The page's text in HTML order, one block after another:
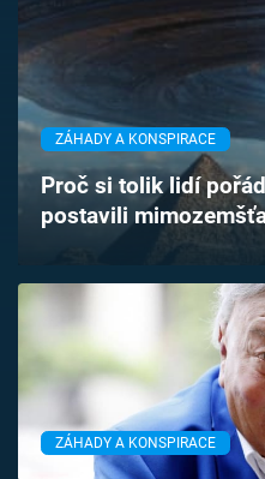
TV Program
Časopis
Sledujte prima+
Sledujte nás
ZÁHADY A KONSPIRACE
Proč si tolik lidí
postavili
ZÁHADY A KONSPIRACE